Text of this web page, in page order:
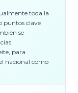
toda la
puntos clave
se
para
nacional como